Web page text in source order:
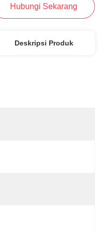
Hubungi Sekarang
Deskripsi Produk